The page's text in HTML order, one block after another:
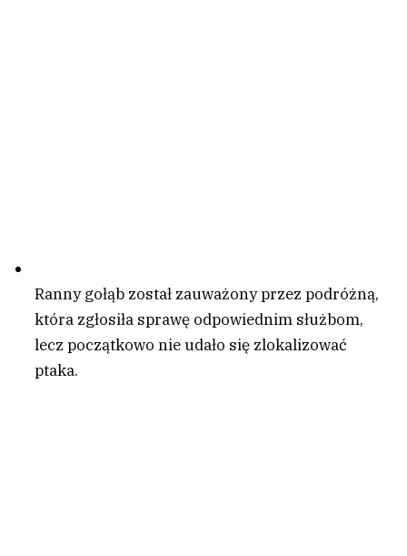
Ranny gołąb został zauważony przez podróżną,
która zgłosiła sprawę odpowiednim służbom,
lecz początkowo nie udało się zlokalizować
ptaka.